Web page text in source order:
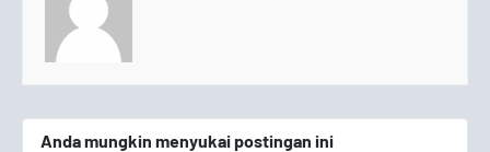
Anda mungkin menyukai postingan ini